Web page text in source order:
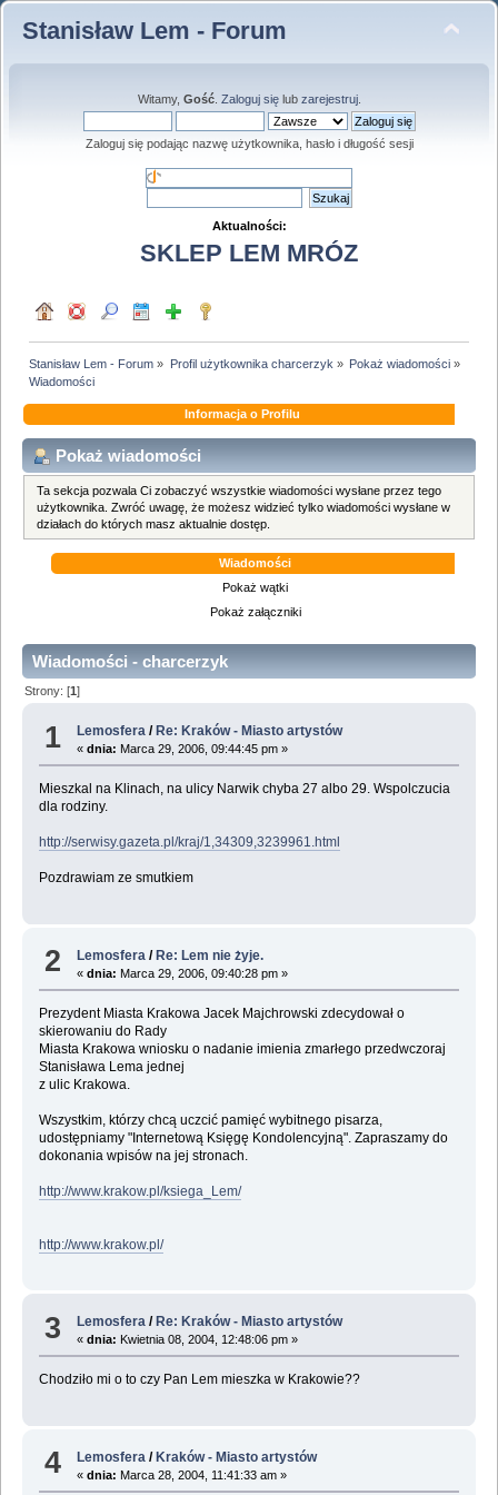
Stanisław Lem - Forum
Witamy, Gość. Zaloguj sięlub zarejestruj.
Zaloguj się podając nazwę użytkownika, hasło i długość sesji
Aktualności:
SKLEP LEM MRÓZ
Stanisław Lem - Forum » Profil użytkownika charcerzyk » Pokaż wiadomości»
Wiadomości
Informacja o Profilu
Pokaż wiadomości
Ta sekcja pozwala Ci zobaczyć wszystkie wiadomości wysłane przez tego
użytkownika. Zwróć uwagę, że możesz widzieć tylko wiadomości wysłane w
działach do których masz aktualnie dostęp.
Wiadomości
Pokaż wątki
Pokaż załączniki
Wiadomości - charcerzyk
Strony: [1]
1 Lemosfera / Re: Kraków - Miasto artystów
«dnia: Marca 29, 2006, 09:44:45 pm »
Mieszkal na Klinach, na ulicy Narwik chyba 27 albo 29. Wspolczucia
dla rodziny.
http://serwisy.gazeta.pl/kraj/1,34309,3239961.html
Pozdrawiam ze smutkiem
2 Lemosfera /Re: Lem nie żyje.
«dnia: Marca 29, 2006, 09:40:28 pm »
Prezydent Miasta Krakowa Jacek Majchrowski zdecydował o
skierowaniu do Rady
Miasta Krakowa wniosku o nadanie imienia zmarłego przedwczoraj
Stanisława Lema jednej
z ulic Krakowa.
Wszystkim, którzy chcą uczcić pamięć wybitnego pisarza,
udostępniamy "Internetową Księgę Kondolencyjną". Zapraszamy do
dokonania wpisów na jej stronach.
http://www.krakow.pl/ksiega_Lem/
http://www.krakow.pl/
3 Lemosfera / Re: Kraków - Miasto artystów
«dnia: Kwietnia 08, 2004, 12:48:06 pm »
Chodziło mi o to czy Pan Lem mieszka w Krakowie??
4 Lemosfera /Kraków - Miasto artystów
«dnia: Marca 28, 2004, 11:41:33 am »